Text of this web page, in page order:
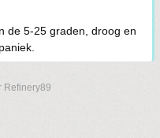
de 5-25 graden, droog en
Refinery89